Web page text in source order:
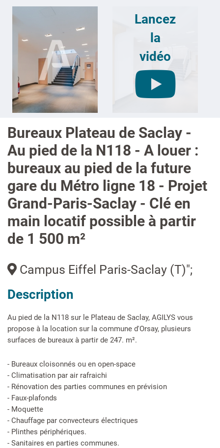
Lancez
la
vidéo
Bureaux Plateau de Saclay -
Au pied de la N118 - A louer :
bureaux au pied de la future
gare du Métro ligne 18 - Projet
Grand-Paris-Saclay - Clé en
main locatif possible à partir
de 1 500 m²
Campus Eiffel Paris-Saclay (T)";
Description
Au pied de la N118 sur le Plateau de Saclay, AGILYS vous
propose à la location sur la commune d'Orsay, plusieurs
surfaces de bureaux à partir de 247. m².
- Bureaux cloisonnés ou en open-space
- Climatisation par air rafraichi
- Rénovation des parties communes en prévision
- Faux-plafonds
- Moquette
- Chauffage par convecteurs électriques
- Plinthes périphériques.
- Sanitaires en parties communes.